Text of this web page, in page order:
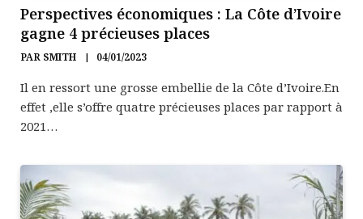
Perspectives économiques : La Côte d’Ivoire
gagne 4 précieuses places
PAR SMITH 04/01/2023
Il en ressort une grosse embellie de la Côte d’Ivoire.En
effet ,elle s’offre quatre précieuses places par rapport à
2021…